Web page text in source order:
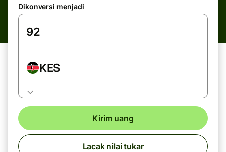
Dikonversi menjadi
KES
Kirim uang
Lacak nilai tukar